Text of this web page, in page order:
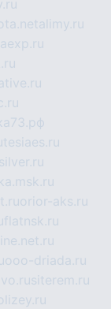
alimy.ru
tesiaes.ru
orior-aks.ru
flatnsk.ru
ooo-driada.ru
siterem.ru